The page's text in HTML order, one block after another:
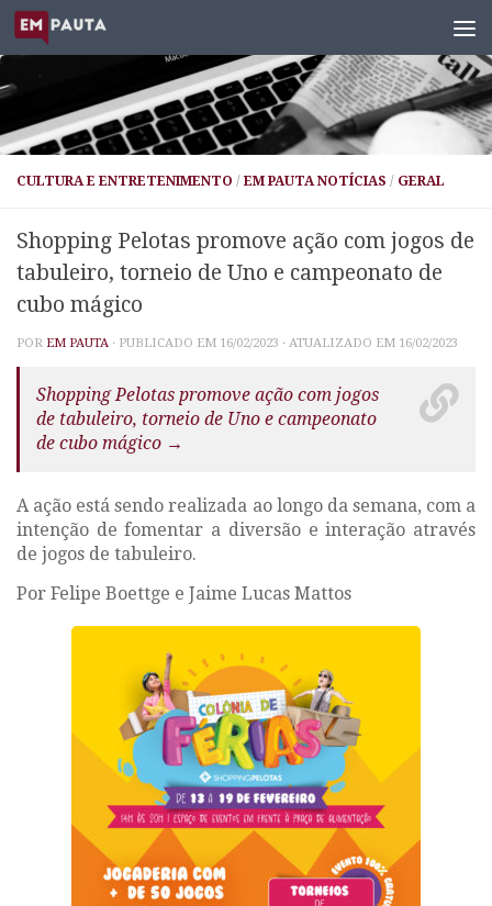
Skip to content
CULTURA E ENTRETENIMENTO / EM PAUTA NOTÍCIAS / GERAL
Shopping Pelotas promove ação com jogos de
tabuleiro, torneio de Uno e campeonato de
cubo mágico
POR EM PAUTA · PUBLICADO EM 16/02/2023 · ATUALIZADO EM 16/02/2023
Shopping Pelotas promove ação com jogos
de tabuleiro, torneio de Uno e campeonato
de cubo mágico →
A ação está sendo realizada ao longo da semana, com a
intenção de fomentar a diversão e interação através
de jogos de tabuleiro.
Por Felipe Boettge e Jaime Lucas Mattos